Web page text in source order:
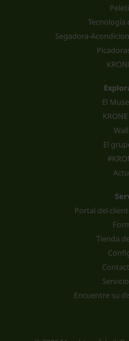
Tecnología
Segadora-
El
El
Portal del
Tienda
Encuentre su